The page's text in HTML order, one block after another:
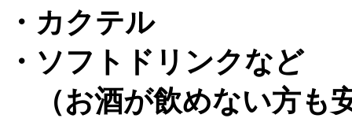
・カクテル
・ソフトドリンクなど
（お酒が飲めない方も